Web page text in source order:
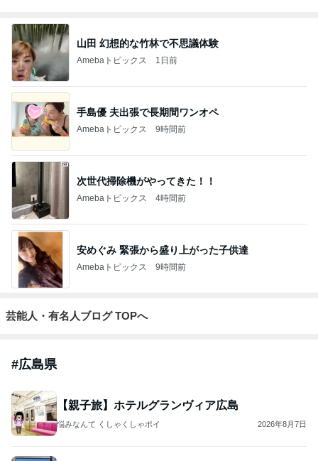
山田 幻想的な竹林で不思議体験
Amebaトピックス 1日前
手島優 夫出張で長期間ワンオペ
Amebaトピックス 9時間前
次世代掃除機がやってきた！！
Amebaトピックス 4時間前
安めぐみ 緊張から盛り上がった子供達
Amebaトピックス 9時間前
芸能人・有名人ブログ TOPへ
#広島県
【親子旅】ホテルグランヴィア広島
悩みなんて くしゃくしゃポイ 2026年8月7日